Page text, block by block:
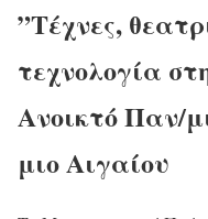
”Τέχνες,
τεχνολογία
Ανοικτό Παν/
μιο Αιγαίου